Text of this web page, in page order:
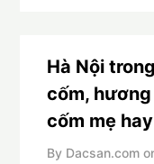
Hà Nội
cốm,
cốm mẹ
By Dacsan.com